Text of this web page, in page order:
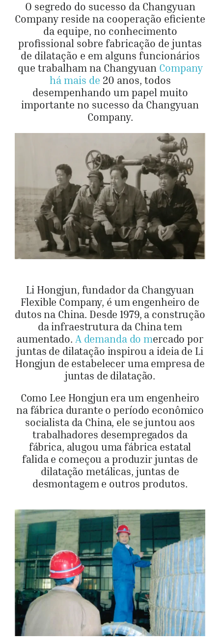
O segredo do sucesso da Changyuan
Company reside na cooperação eficiente
da equipe, no conhecimento
profissional sobre fabricação de juntas
de dilatação e em alguns funcionários
que trabalham na Changyuan Company
há mais de 20 anos, todos
desempenhando um papel muito
importante no sucesso da Changyuan
Company.
Li Hongjun, fundador da Changyuan
Flexible Company, é um engenheiro de
dutos na China. Desde 1979, a construção
da infraestrutura da China tem
aumentado. A demanda do mercado por
juntas de dilatação inspirou a ideia de Li
Hongjun de estabelecer uma empresa de
juntas de dilatação.
Como Lee Hongjun era um engenheiro
na fábrica durante o período econômico
socialista da China, ele se juntou aos
trabalhadores desempregados da
fábrica, alugou uma fábrica estatal
falida e começou a produzir juntas de
dilatação metálicas, juntas de
desmontagem e outros produtos.